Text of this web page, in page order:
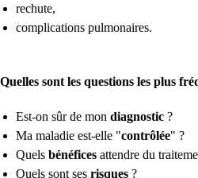
rechute,
complications pulmonaires.
Quelles sont les questions les plus
Est-on sûr de mon diagnostic ?
Ma maladie est-elle "contrôlée" ?
Quels bénéfices attendre du
Quels sont ses risques ?